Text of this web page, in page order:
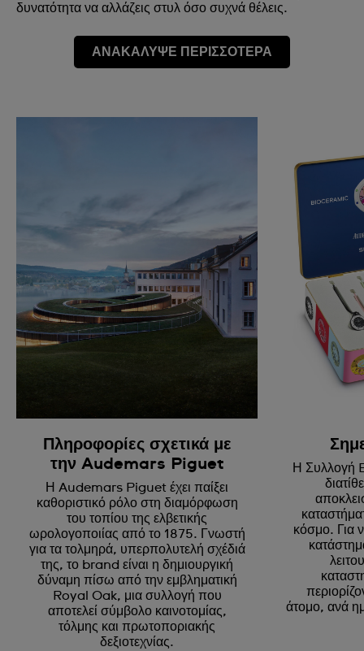
δυνατότητα να αλλάζεις στυλ όσο συχνά θέλεις.
ΑΝΑΚΑΛΥΨΕ ΠΕΡΙΣΣΟΤΕΡΑ
Πληροφορίες σχετικά με
την Audemars Piguet
Η Audemars Piguet έχει παίξει
καθοριστικό ρόλο στη διαμόρφωση
του τοπίου της ελβετικής
ωρολογοποιίας από το 1875. Γνωστή
για τα τολμηρά, υπερπολυτελή σχέδιά
της, το brand είναι η δημιουργική
δύναμη πίσω από την εμβληματική
Royal Oak, μια συλλογή που
αποτελεί σύμβολο καινοτομίας,
τόλμης και πρωτοποριακής
δεξιοτεχνίας.
Η Συλλογή
κόσμο. Για
άτομο, ανά